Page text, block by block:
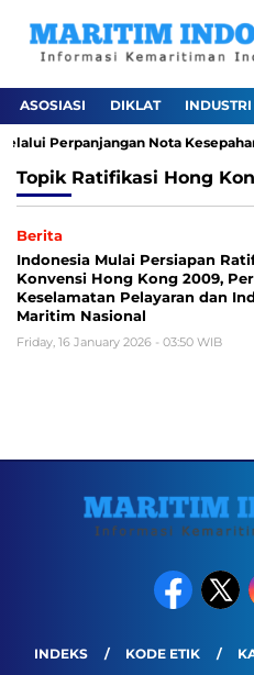
ASOSIASI DIKLAT INDUSTRI
Perpanjangan Nota
Topik Ratifikasi Hong
Berita
Indonesia Mulai Persiapan
Konvensi Hong Kong 2009,
Keselamatan Pelayaran dan
Maritim Nasional
Friday, 16 January 2026 - 03:50 WIB
INDEKS KODE ETIK